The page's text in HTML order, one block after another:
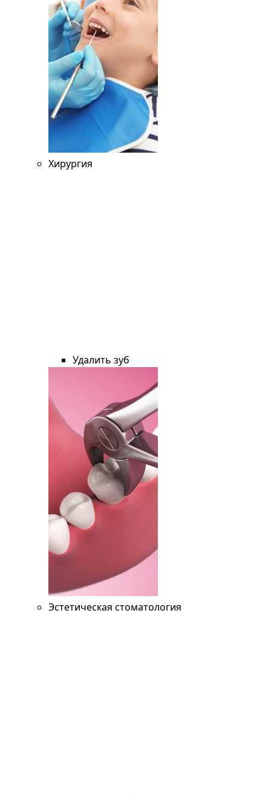
Хирургия
Удалить зуб
Эстетическая стоматология